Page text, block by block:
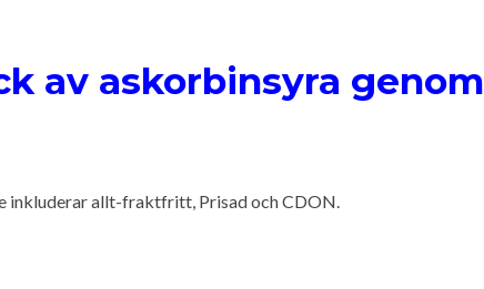
av askorbinsyra genom
inkluderar allt-fraktfritt, Prisad och CDON.